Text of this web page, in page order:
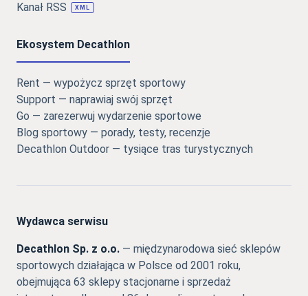
Kanał RSS
XML
Ekosystem Decathlon
Rent — wypożycz sprzęt sportowy
Support — naprawiaj swój sprzęt
Go — zarezerwuj wydarzenie sportowe
Blog sportowy — porady, testy, recenzje
Decathlon Outdoor — tysiące tras turystycznych
Wydawca serwisu
Decathlon Sp. z o.o. — międzynarodowa sieć sklepów
sportowych działająca w Polsce od 2001 roku,
obejmująca 63 sklepy stacjonarne i sprzedaż